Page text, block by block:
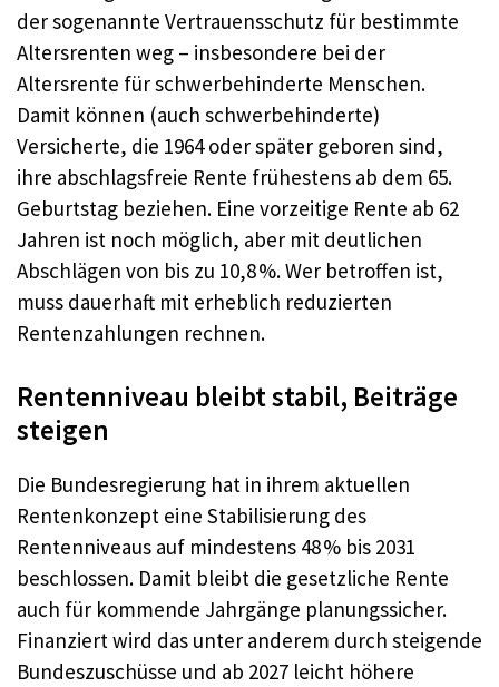
der sogenannte Vertrauensschutz für bestimmte
Altersrenten weg – insbesondere bei der
Altersrente für schwerbehinderte Menschen.
Damit können (auch schwerbehinderte)
Versicherte, die 1964 oder später geboren sind,
ihre abschlagsfreie Rente frühestens ab dem 65.
Geburtstag beziehen. Eine vorzeitige Rente ab 62
Jahren ist noch möglich, aber mit deutlichen
Abschlägen von bis zu 10,8 %. Wer betroffen ist,
muss dauerhaft mit erheblich reduzierten
Rentenzahlungen rechnen.
Rentenniveau bleibt stabil, Beiträge
steigen
Die Bundesregierung hat in ihrem aktuellen
Rentenkonzept eine Stabilisierung des
Rentenniveaus auf mindestens 48 % bis 2031
beschlossen. Damit bleibt die gesetzliche Rente
auch für kommende Jahrgänge planungssicher.
Finanziert wird das unter anderem durch steigende
Bundeszuschüsse und ab 2027 leicht höhere